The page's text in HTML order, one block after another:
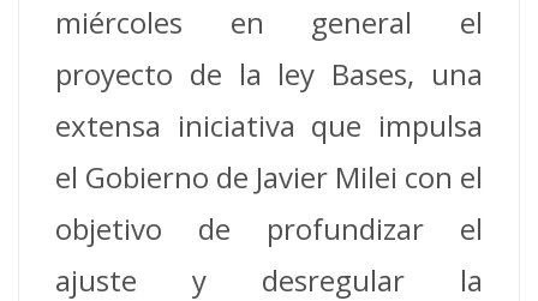
miércoles en general el
proyecto de la ley Bases, una
extensa iniciativa que impulsa
el Gobierno de Javier Milei con el
objetivo de profundizar el
ajuste y desregular la